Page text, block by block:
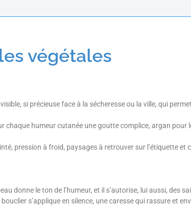
végétales
si précieuse face à la sécheresse ou la ville, qui
chaque humeur cutanée une goutte complice, argan pour
pression à froid, paysages à retrouver sur l’étiquette et
donne le ton de l’humeur, et il s’autorise, lui aussi, des
s’applique en silence, une caresse qui rassure et